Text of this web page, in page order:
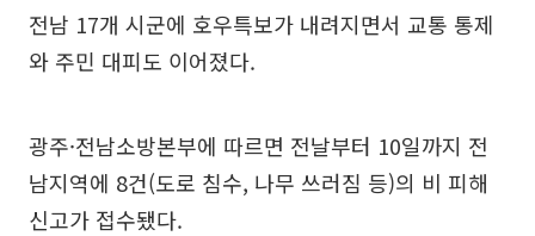
전남 17개 시군에 호우특보가 내려지면서 교통 통제
와 주민 대피도 이어졌다.
광주·전남소방본부에 따르면 전날부터 10일까지 전
남지역에 8건(도로 침수, 나무 쓰러짐 등)의 비 피해
신고가 접수됐다.